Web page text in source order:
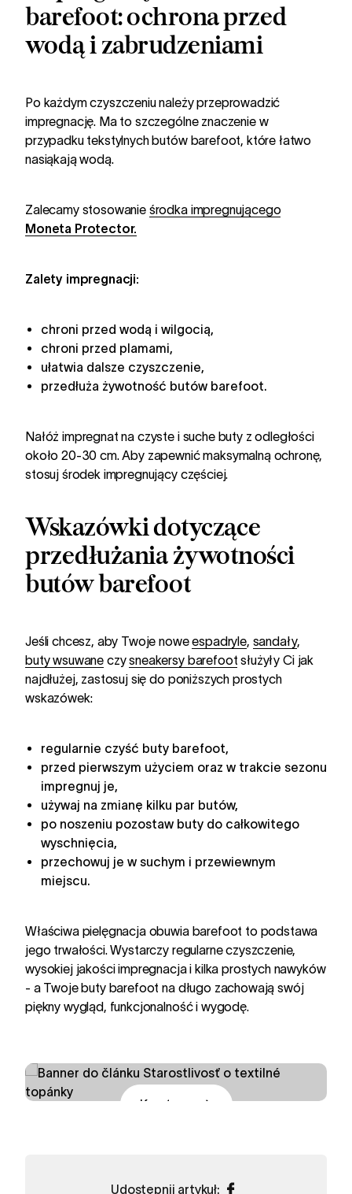
barefoot: ochrona przed
wodą i zabrudzeniami
Po każdym czyszczeniu należy przeprowadzić
impregnację. Ma to szczególne znaczenie w
przypadku tekstylnych butów barefoot, które łatwo
nasiąkają wodą.
Zalecamy stosowanie środka impregnującego
Moneta Protector.
Zalety impregnacji:
chroni przed wodą i wilgocią,
chroni przed plamami,
ułatwia dalsze czyszczenie,
przedłuża żywotność butów barefoot.
Nałóż impregnat na czyste i suche buty z odległości
około 20-30 cm. Aby zapewnić maksymalną ochronę,
stosuj środek impregnujący częściej.
Wskazówki dotyczące
przedłużania żywotności
butów barefoot
Jeśli chcesz, aby Twoje noweespadryle, sandały,
buty wsuwane czysneakersy barefoot służyły Ci jak
najdłużej, zastosuj się do poniższych prostych
wskazówek:
regularnie czyść buty barefoot,
przed pierwszym użyciem oraz w trakcie sezonu
impregnuj je,
używaj na zmianę kilku par butów,
po noszeniu pozostaw buty do całkowitego
wyschnięcia,
przechowuj je w suchym i przewiewnym
miejscu.
Właściwa pielęgnacja obuwia barefoot to podstawa
jego trwałości. Wystarczy regularne czyszczenie,
wysokiej jakości impregnacja i kilka prostych nawyków
- a Twoje buty barefoot na długo zachowają swój
piękny wygląd, funkcjonalność i wygodę.
Kup teraz
Udostępnij artykuł: